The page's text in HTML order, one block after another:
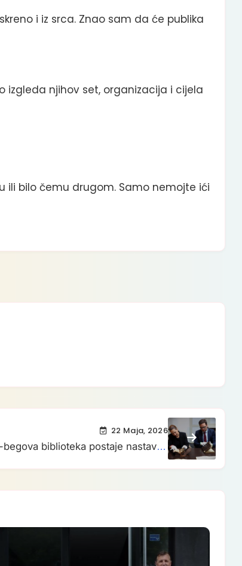
i iz srca. Znao sam da će publika
izgleda njihov set, organizacija i cijela
ili bilo čemu drugom. Samo nemojte ići
22 Maja, 2026
biblioteka postaje nastavna